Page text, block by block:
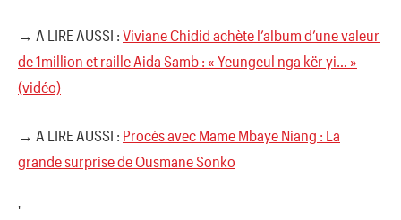
→ A LIRE AUSSI : Viviane Chidid achète l’album d’une valeur
de 1million et raille Aida Samb : « Yeungeul nga kër yi… »
(vidéo)
→ A LIRE AUSSI : Procès avec Mame Mbaye Niang : La
grande surprise de Ousmane Sonko
'